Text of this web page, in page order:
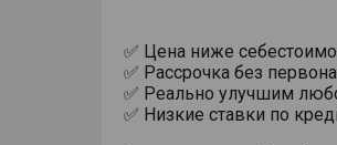
✅ Цена ниже
✅ Рассрочка без
✅ Реально улучшим
✅ Низкие ставки по